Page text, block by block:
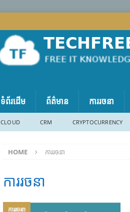
ទំព័រដើម ព័ត៌មាន ការរចនា
CLOUD CRM CRYPTOCURRENCY
HOME ការរចនា
ការរចនា
ការរចនា